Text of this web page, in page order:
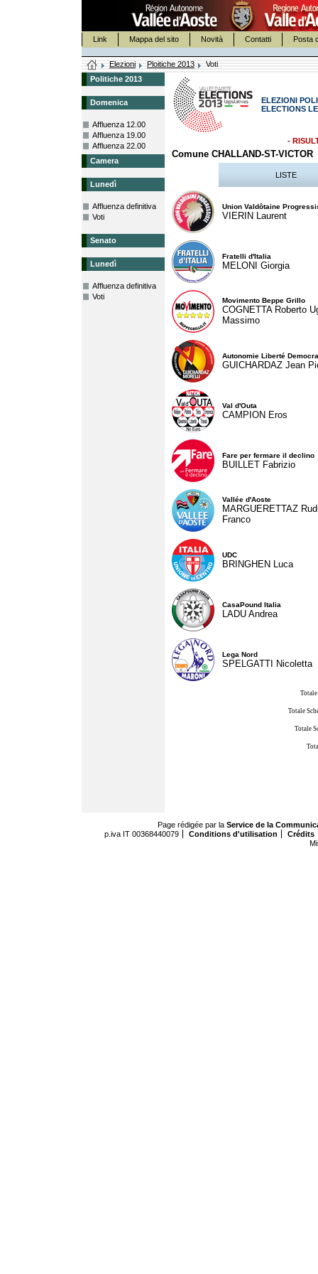
Link Mappa del sito Novità Contatti Posta
Elezioni Ploitiche 2013
Voti
Politiche 2013
Domenica
Affluenza 12.00
Affluenza 19.00
Affluenza 22.00
Camera
Lunedì
Affluenza definitiva
Voti
Senato
Lunedì
Affluenza definitiva
Voti
ELEZIONI
ELECTIONS
-
Comune CHALLAND-ST-VICTOR
LISTE
Union Valdôtaine
VIERIN Laurent
Fratelli d'Italia
MELONI Giorgia
Movimento Beppe Grillo
COGNETTA Roberto
Massimo
Autonomie Liberté
GUICHARDAZ Jean
Val d'Outa
CAMPION Eros
Fare per fermare il declino
BUILLET Fabrizio
Vallée d'Aoste
MARGUERETTAZ
Franco
UDC
BRINGHEN Luca
CasaPound Italia
LADU Andrea
Lega Nord
SPELGATTI Nicoletta
Totale
Totale
Page rédigée par la Service de la
p.iva IT 00368440079
Conditions d'utilisation
Crédits